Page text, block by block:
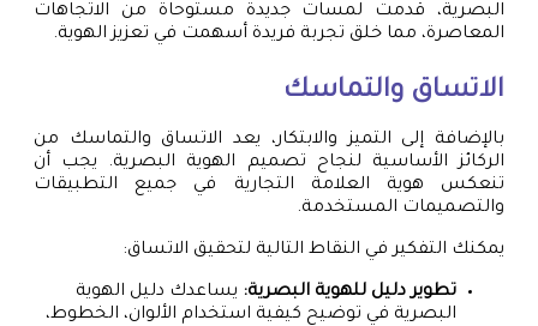
البصرية، قدمت لمسات جديدة مستوحاة من الاتجاهات
المعاصرة، مما خلق تجربة فريدة أسهمت في تعزيز الهوية.
الاتساق والتماسك
بالإضافة إلى التميز والابتكار، يعد الاتساق والتماسك من
الركائز الأساسية لنجاح تصميم الهوية البصرية. يجب أن
تنعكس هوية العلامة التجارية في جميع التطبيقات
والتصميمات المستخدمة.
يمكنك التفكير في النقاط التالية لتحقيق الاتساق:
تطوير دليل للهوية البصرية: يساعدك دليل الهوية
البصرية في توضيح كيفية استخدام الألوان، الخطوط،